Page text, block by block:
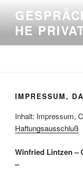
Inhalt
springen
HE
IMPRESSUM,
Inhalt: Impressum,
Haftungsausschluß
Winfried Lintzen –
–